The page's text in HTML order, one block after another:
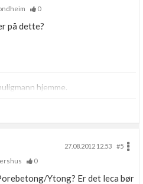
0
på dette?
hjemme.
27.08.2012 12.53
#5
0
Ytong? Er det leca bør